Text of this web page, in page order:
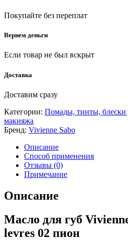
Покупайте без переплат
Вернем деньги
Если товар не был вскрыт
Доставка
Доставим сразу
Категории: Помады, тинты, блески
макияжа
Бренд: Vivienne Sabo
Описание
Способ применения
Отзывы (0)
Примечание
Описание
Масло для губ
levres 02 пион